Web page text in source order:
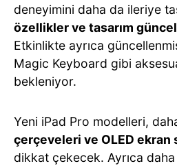
deneyimini daha da ileriye
özellikler ve tasarım
Etkinlikte ayrıca
Magic Keyboard gibi
bekleniyor.
Yeni iPad Pro modelleri,
çerçeveleri ve OLED ekran
dikkat çekecek. Ayrıca